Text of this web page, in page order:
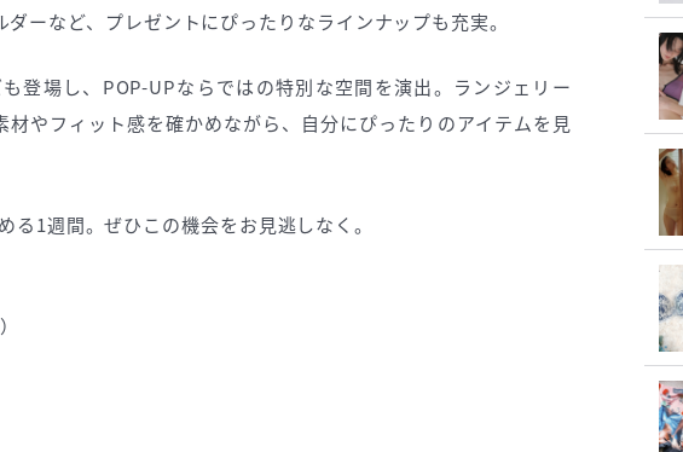
ーなど、プレゼントにぴったりなラインナップも充実。
登場し、POP-UPならではの特別な空間を演出。ランジェリー
材やフィット感を確かめながら、自分にぴったりのアイテムを見
1週間。ぜひこの機会をお見逃しなく。